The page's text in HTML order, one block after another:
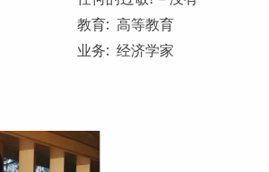
教育: 高等教育
业务: 经济学家